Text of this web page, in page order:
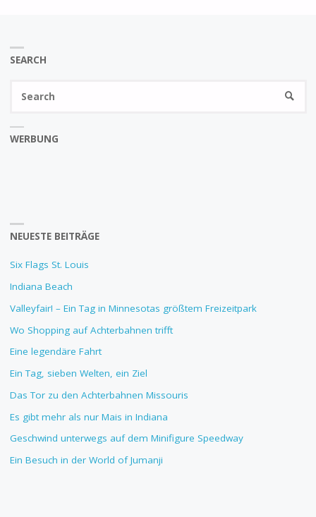
SEARCH
WERBUNG
NEUESTE BEITRÄGE
Six Flags St. Louis
Indiana Beach
Valleyfair! – Ein Tag in Minnesotas größtem Freizeitpark
Wo Shopping auf Achterbahnen trifft
Eine legendäre Fahrt
Ein Tag, sieben Welten, ein Ziel
Das Tor zu den Achterbahnen Missouris
Es gibt mehr als nur Mais in Indiana
Geschwind unterwegs auf dem Minifigure Speedway
Ein Besuch in der World of Jumanji